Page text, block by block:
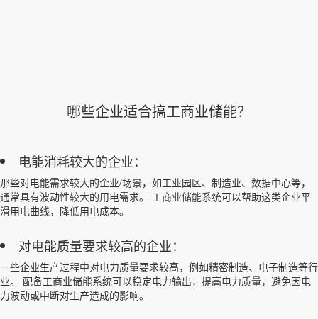
哪些企业适合搞工商业储能？
电能消耗较大的企业：
那些对电能需求较大的企业/场景，如工业园区、制造业、数据中心等，
通常具有波动性较大的用电需求。 工商业储能系统可以帮助这类企业平
滑用电曲线，降低用电成本。
对电能质量要求较高的企业：
一些企业生产过程中对电力质量要求较高，例如精密制造、电子制造等行
业。 配备工商业储能系统可以稳定电力输出，提高电力质量，避免因电
力波动或中断对生产造成的影响。